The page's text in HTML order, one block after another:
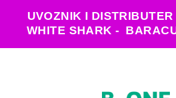
UVOZNIK I
WHITE SHARK -